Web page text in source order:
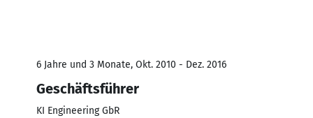
6 Jahre und 3 Monate, Okt. 2010 - Dez. 2016
Geschäftsführer
KI Engineering GbR